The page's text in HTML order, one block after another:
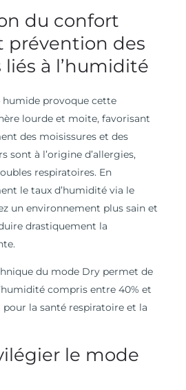
du confort
prévention des
à l’humidité
provoque cette
lourde et moite, favorisant
des moisissures et des
sont à l’origine d’allergies,
respiratoires. En
le taux d’humidité via le
un environnement plus sain et
drastiquement la
du mode Dry permet de
compris entre 40% et
pour la santé respiratoire et la
le mode